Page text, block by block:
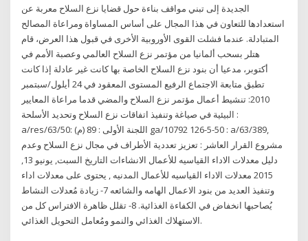
الجديدة إلى تبني مواقف بناءة حول قضايا نزع السلاح معربة عن
استعدادها للتعاون في هذا المجال على أساس المساواة ومراعاة المصالح
المتبادلة. عندما فشلت القوى الأوروبية الأخرى في قبول هذا العرض، قام
هتلر بسحب ألمانيا من مؤتمر نزع السلاح العالمي وعصبة الأمم في
أكتوبر، مدعيا أن بنود نزع السلاح الخاصة بها كانت غير عادلة إذا كانت
تطبق متابعة الاجتماع الرفيع المستوى المعقود في 24 أيلول/سبتمبر
2010: تنشيط أعمال مؤتمر نزع السلاح والمضي قدما مراعاة المعايير
البيئية في صياغة وتنفيذ اتفاقات نزع السلاح وتحديد الأسلحة :
a/res/63/50: اللجنة الأولى : 89 (م) ga/10792 126-5-50 : a/63/389,
مشروع القرار العاشر : تعزيز تعددية الأطراف في مجال نزع السلاح وعدم
دليل معدلات الاداء القياسيه للأعمال الانشاءات التاريخ السبت, يونيو 13,
2015 معدلات الاداء القياسيه للأعمال المدنيه , يحتوى على معدلات اداء
وتنفيذ العديد من بنود الاعمال الهامه والشائعه 7- زيادة مُعدلات النشاط
يُصاحبها انخفاض في الكفاءة الغذائية. 8- تقلل ظاهرة الافتراس كل من
الاستهلاك الغذائي والنمو ومُعامل التحويل الغذائي.